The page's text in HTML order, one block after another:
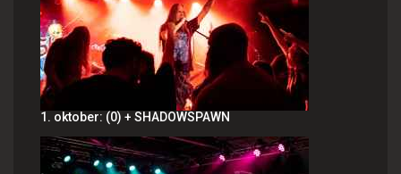
1. oktober: (0) + SHADOWSPAWN